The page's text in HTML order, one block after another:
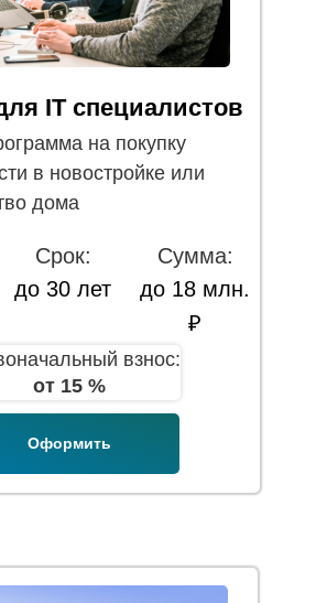
IT специалистов
на покупку
в новостройке или
дома
Срок:
Сумма:
до 30 лет
до 18 млн.
₽
Оформить
взнос:
от 15 %